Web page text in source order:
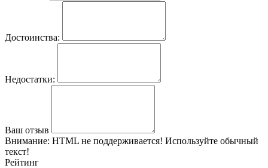
Достоинства:
Недостатки:
Ваш отзыв
Внимание: HTML не поддерживается! Используйте обычный
текст!
Рейтинг